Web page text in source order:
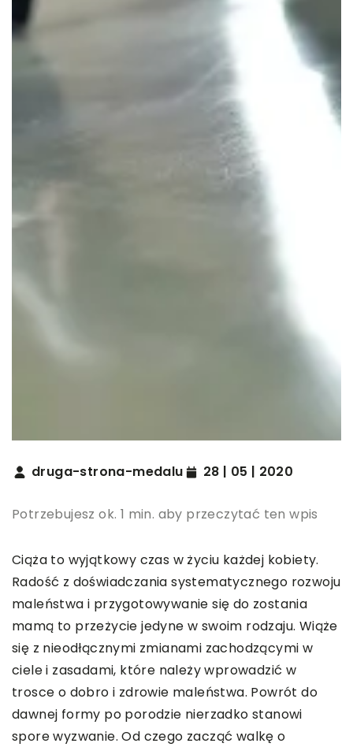
druga-strona-medalu 28 | 05 | 2020
Potrzebujesz ok. 1 min. aby przeczytać ten wpis
Ciąża to wyjątkowy czas w życiu każdej kobiety.
Radość z doświadczania systematycznego rozwoju
maleństwa i przygotowywanie się do zostania
mamą to przeżycie jedyne w swoim rodzaju. Wiąże
się z nieodłącznymi zmianami zachodzącymi w
ciele i zasadami, które należy wprowadzić w
trosce o dobro i zdrowie maleństwa. Powrót do
dawnej formy po porodzie nierzadko stanowi
spore wyzwanie. Od czego zacząć walkę o